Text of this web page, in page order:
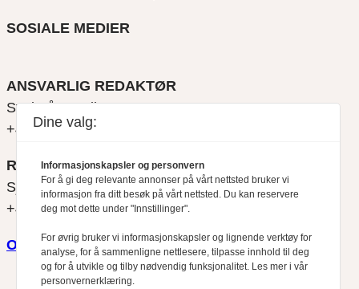
SOSIALE MEDIER
ANSVARLIG REDAKTØR
Svein Åge Eriksen
+47 900 79 547
REDAKTØR
Sjur Anda
+47 470 34 460
Om oss
Dine valg:
Informasjonskapsler og personvern
For å gi deg relevante annonser på vårt nettsted bruker vi
informasjon fra ditt besøk på vårt nettsted. Du kan reservere
deg mot dette under "Innstillinger".
For øvrig bruker vi informasjonskapsler og lignende verktøy for
analyse, for å sammenligne nettlesere, tilpasse innhold til deg
og for å utvikle og tilby nødvendig funksjonalitet. Les mer i vår
personvernerklæring.